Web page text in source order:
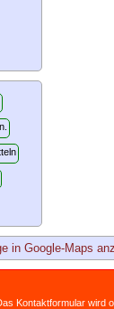
in Google-Maps
Kontaktformular wird